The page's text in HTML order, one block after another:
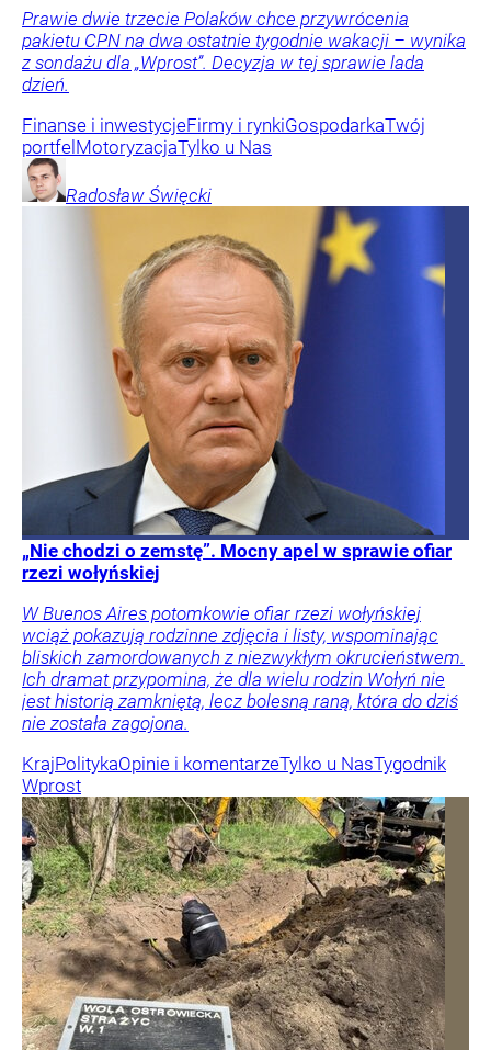
Prawie dwie trzecie Polaków chce przywrócenia
pakietu CPN na dwa ostatnie tygodnie wakacji – wynika
z sondażu dla „Wprost”. Decyzja w tej sprawie lada
dzień.
Finanse i inwestycjeFirmy i rynkiGospodarkaTwój
portfel MotoryzacjaTylko u Nas
Radosław Święcki
„Nie chodzi o zemstę”. Mocny apel w sprawie ofiar
rzezi wołyńskiej
W Buenos Aires potomkowie ofiar rzezi wołyńskiej
wciąż pokazują rodzinne zdjęcia i listy, wspominając
bliskich zamordowanych z niezwykłym okrucieństwem.
Ich dramat przypomina, że dla wielu rodzin Wołyń nie
jest historią zamkniętą, lecz bolesną raną, która do dziś
nie została zagojona.
KrajPolitykaOpinie i komentarzeTylko u NasTygodnik
Wprost